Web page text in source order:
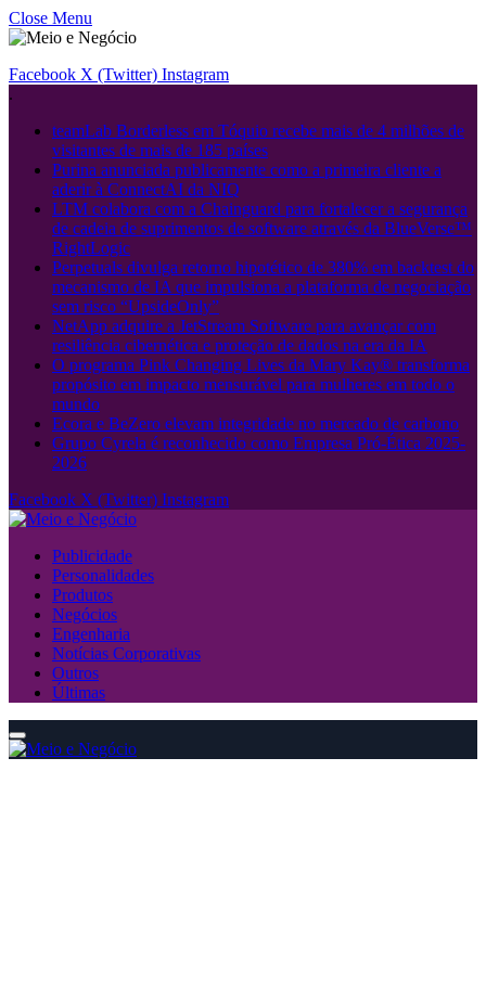
Close Menu
Facebook X (Twitter) Instagram
.
teamLab Borderless em Tóquio recebe mais de 4 milhões de
visitantes de mais de 185 países
Purina anunciada publicamente como a primeira cliente a
aderir à ConnectAI da NIQ
LTM colabora com a Chainguard para fortalecer a segurança
de cadeia de suprimentos de software através da BlueVerse™
RightLogic
Perpetuals divulga retorno hipotético de 380% em backtest do
mecanismo de IA que impulsiona a plataforma de negociação
sem risco “UpsideOnly”
NetApp adquire a JetStream Software para avançar com
resiliência cibernética e proteção de dados na era da IA
O programa Pink Changing Lives da Mary Kay® transforma
propósito em impacto mensurável para mulheres em todo o
mundo
Ecora e BeZero elevam integridade no mercado de carbono
Grupo Cyrela é reconhecido como Empresa Pró-Ética 2025-
2026
Facebook X (Twitter) Instagram
Publicidade
Personalidades
Produtos
Negócios
Engenharia
Notícias Corporativas
Outros
Últimas